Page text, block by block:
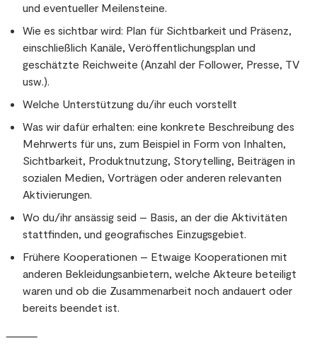
und eventueller Meilensteine.
Wie es sichtbar wird: Plan für Sichtbarkeit und Präsenz,
einschließlich Kanäle, Veröffentlichungsplan und
geschätzte Reichweite (Anzahl der Follower, Presse, TV
usw.).
Welche Unterstützung du/ihr euch vorstellt
Was wir dafür erhalten: eine konkrete Beschreibung des
Mehrwerts für uns, zum Beispiel in Form von Inhalten,
Sichtbarkeit, Produktnutzung, Storytelling, Beiträgen in
sozialen Medien, Vorträgen oder anderen relevanten
Aktivierungen.
Wo du/ihr ansässig seid – Basis, an der die Aktivitäten
stattfinden, und geografisches Einzugsgebiet.
Frühere Kooperationen – Etwaige Kooperationen mit
anderen Bekleidungsanbietern, welche Akteure beteiligt
waren und ob die Zusammenarbeit noch andauert oder
bereits beendet ist.
⸻